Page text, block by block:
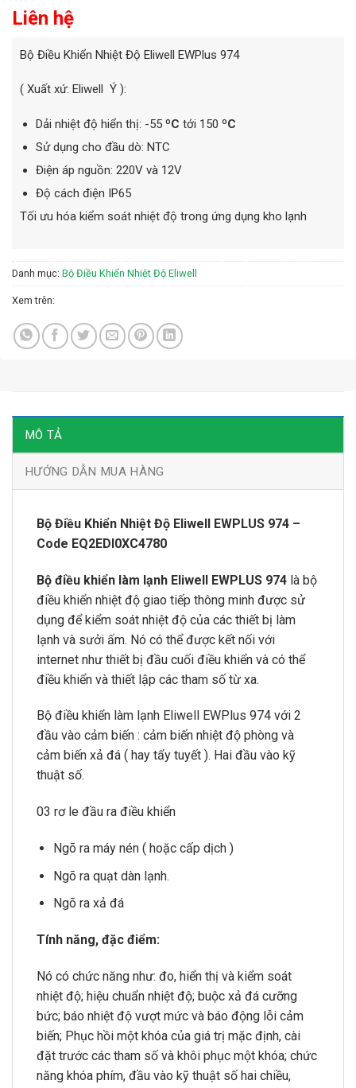
Liên hệ
Bộ Điều Khiển Nhiệt Độ Eliwell EWPlus 974
( Xuất xứ: Eliwell Ý ):
Dải nhiệt độ hiển thị: -55 ºC tới 150 ºC
Sử dụng cho đầu dò: NTC
Điện áp nguồn: 220V và 12V
Độ cách điện IP65
Tối ưu hóa kiểm soát nhiệt độ trong ứng dụng kho lạnh
Danh mục: Bộ Điều Khiển Nhiệt Độ Eliwell
Xem trên:
MÔ TẢ
HƯỚNG DẪN MUA HÀNG
Bộ Điều Khiển Nhiệt Độ Eliwell EWPLUS 974 –
Code EQ2EDI0XC4780
Bộ điều khiển làm lạnh Eliwell EWPLUS 974 là bộ
điều khiển nhiệt độ giao tiếp thông minh được sử
dụng để kiểm soát nhiệt độ của các thiết bị làm
lạnh và sưởi ấm. Nó có thể được kết nối với
internet như thiết bị đầu cuối điều khiển và có thể
điều khiển và thiết lập các tham số từ xa.
Bộ điều khiển làm lạnh Eliwell EWPlus 974 với 2
đầu vào cảm biến : cảm biến nhiệt độ phòng và
cảm biến xả đá ( hay tẩy tuyết ). Hai đầu vào kỹ
thuật số.
03 rơ le đầu ra điều khiển
Ngõ ra máy nén ( hoặc cấp dịch )
Ngõ ra quạt dàn lạnh.
Ngõ ra xả đá
Tính năng, đặc điểm:
Nó có chức năng như: đo, hiển thị và kiểm soát
nhiệt độ; hiệu chuẩn nhiệt độ; buộc xả đá cưỡng
bức; báo nhiệt độ vượt mức và báo động lỗi cảm
biến; Phục hồi một khóa của giá trị mặc định, cài
đặt trước các tham số và khôi phục một khóa; chức
năng khóa phím, đầu vào kỹ thuật số hai chiều,